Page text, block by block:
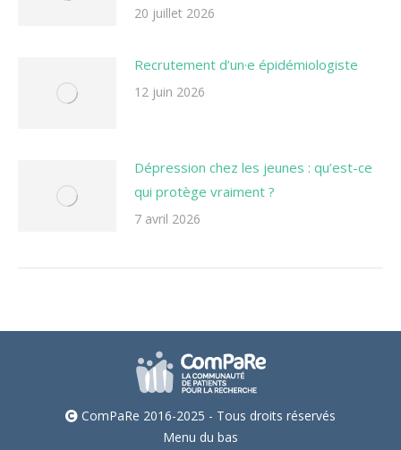
20 juillet 2026
Recrutement d’un·e épidémiologiste
12 juin 2026
Dépression chez les jeunes : qu’est-ce
qui protège vraiment ?
7 avril 2026
ComPaRe 2016-2025 - Tous droits réservés
Menu du bas